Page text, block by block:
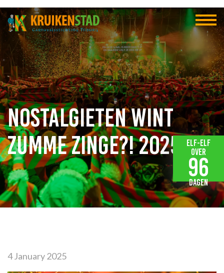
Nostalgieten wint
Zumme Zinge?! 2025
4 January 2025
Elf-elf
over
96
dagen